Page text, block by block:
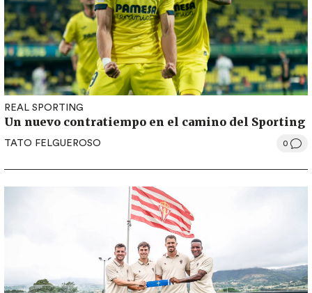
REAL SPORTING
Un nuevo contratiempo en el camino del Sporting
TATO FELGUEROSO 0